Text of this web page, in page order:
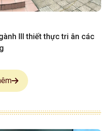
III thiết thực tri ân các